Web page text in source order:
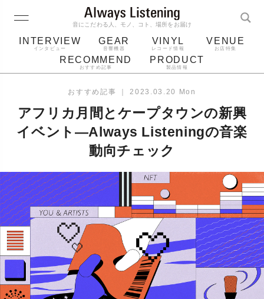
音にこだわる人、モノ、コト、場所をお届け
INTERVIEW
インタビュー
GEAR
音響機器
VINYL
レコード情報
VENUE
お店特集
RECOMMEND
おすすめ記事
PRODUCT
製品情報
ジャケット bluetooth
レコード針
おすすめ記事 ｜ 2023.03.20 Mon
アフリカ月間とケープタウンの新興
イベント—Always Listeningの音楽
動向チェック